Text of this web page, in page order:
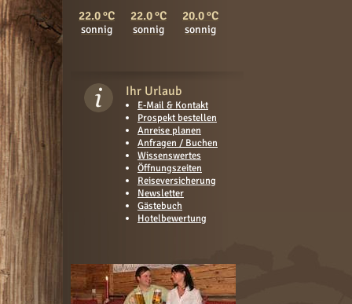
22.0
sonnig
22.0
sonnig
20.0
sonnig
Ihr Urlaub
E-Mail & Kontakt
Prospekt bestellen
Anreise planen
Anfragen / Buchen
Wissenswertes
Öffnungszeiten
Reiseversicherung
Newsletter
Gästebuch
Hotelbewertung